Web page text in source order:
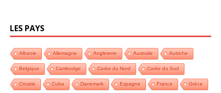
LES PAYS
Albanie Allemagne Angleterre Australie Autriche
Belgique Cambodge Corée du Nord Corée du Sud
Croatie Cuba Danemark Espagne France Grèce